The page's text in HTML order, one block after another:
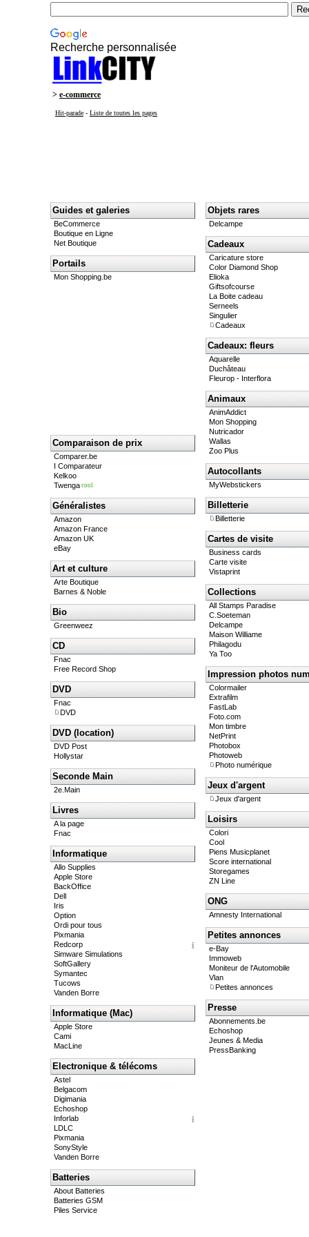
Recherche personnalisée
> e-commerce
Hit-parade - Liste de toutes les pages
Guides et galeries
BeCommerce
Boutique en Ligne
Net Boutique
Portails
Mon Shopping.be
Comparaison de prix
Comparer.be
I Comparateur
Kelkoo
Twenga cool
Généralistes
Amazon
Amazon France
Amazon UK
eBay
Art et culture
Arte Boutique
Barnes & Noble
Bio
Greenweez
CD
Fnac
Free Record Shop
DVD
Fnac
DVD
DVD (location)
DVD Post
Hollystar
Seconde Main
2e.Main
Livres
A la page
Fnac
Informatique
Allo Supplies
Apple Store
BackOffice
Dell
Iris
Option
Ordi pour tous
Pixmania
Redcorp
Simware Simulations
SoftGallery
Symantec
Tucows
Vanden Borre
Informatique (Mac)
Apple Store
Cami
MacLine
Electronique & télécoms
Astel
Belgacom
Digimania
Echoshop
Inforlab
LDLC
Pixmania
SonyStyle
Vanden Borre
Batteries
About Batteries
Batteries GSM
Piles Service
Objets rares
Delcampe
Cadeaux
Caricature store
Color Diamond Shop
Elioka
Giftsofcourse
La Boite cadeau
Serneels
Singulier
Cadeaux
Cadeaux: fleurs
Aquarelle
Duchâteau
Fleurop - Interflora
Animaux
AnimAddict
Mon Shopping
Nutricador
Wallas
Zoo Plus
Autocollants
MyWebstickers
Billetterie
Billetterie
Cartes de visite
Business cards
Carte visite
Vistaprint
Collections
All Stamps Paradise
C.Soeteman
Delcampe
Maison Williame
Philagodu
Ya Too
Impression photos
Colormailer
Extrafilm
FastLab
Foto.com
Mon timbre
NetPrint
Photobox
Photoweb
Photo numérique
Jeux d'argent
Jeux d'argent
Loisirs
Colori
Cool
Piens Musicplanet
Score international
Storegames
ZN Line
ONG
Amnesty International
Petites annonces
e-Bay
Immoweb
Moniteur de l'Automobile
Vlan
Petites annonces
Presse
Abonnements.be
Echoshop
Jeunes & Media
PressBanking